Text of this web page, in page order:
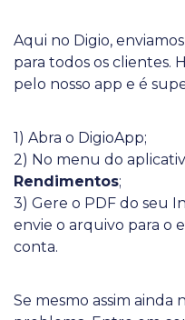
Aqui no Digio,
para todos os clientes.
pelo nosso app e é
1) Abra o DigioApp;
2) No menu do
Rendimentos;
3) Gere o PDF do seu
envie o arquivo para o
conta.
Se mesmo assim ainda